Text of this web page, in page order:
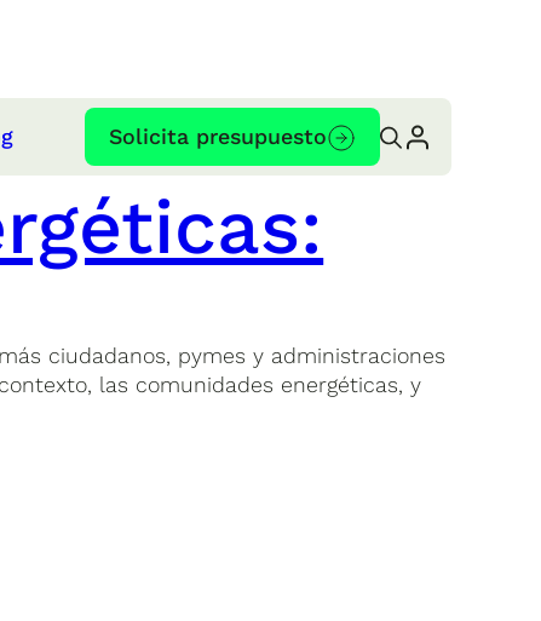
Solicita presupuesto
ciudadanos, pymes y administraciones
las comunidades energéticas, y